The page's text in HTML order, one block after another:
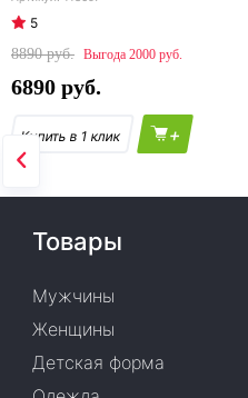
5
8890
2000
6890
+
Товары
Мужчины
Женщины
Детская форма